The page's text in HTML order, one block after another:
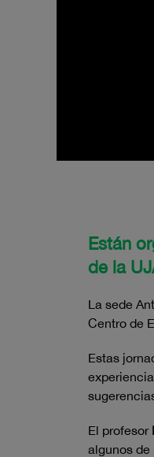
Están
de la
La sede
Centro de
Estas
El profesor
algunos de